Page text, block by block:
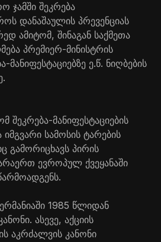
ჯამში შეკრება
დანაშაულის პრევენციას
ამიტომ, შინაგან საქმეთა
პრემიერ-მინისტრის
მანიფესტაციებზე ე.წ. ნიღბების
შეკრება-მანიფესტაციების
სამოსის ტარების
გამორიცხავს პირის
ევროპულ ქვეყანაში
1985 წლიდან
ასევე, აქციის
აკრძალვის კანონი